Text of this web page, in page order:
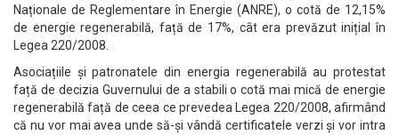
Naționale de Reglementare în Energie (ANRE), o cotă de 12,15%
de energie regenerabilă, față de 17%, cât era prevăzut inițial în
Legea 220/2008.
Asociațiile și patronatele din energia regenerabilă au protestat
față de decizia Guvernului de a stabili o cotă mai mică de energie
regenerabilă față de ceea ce prevedea Legea 220/2008, afirmând
că nu vor mai avea unde să-și vândă certificatele verzi și vor intra